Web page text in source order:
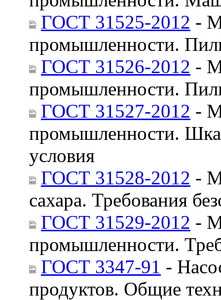
ГОСТ 31525-2012 -
промышленности.
ГОСТ 31526-2012 -
промышленности.
ГОСТ 31527-2012 -
промышленности.
условия
ГОСТ 31528-2012 -
сахара. Требования
ГОСТ 31529-2012 -
промышленности.
ГОСТ 3347-91 -
продуктов. Общие